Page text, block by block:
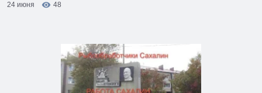
24 июня
48